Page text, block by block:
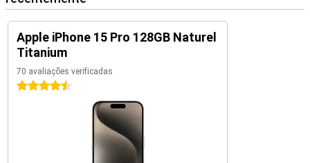
Apple iPhone 15 Pro 128GB Naturel
Titanium
70 avaliações verificadas
4.5 estrelas